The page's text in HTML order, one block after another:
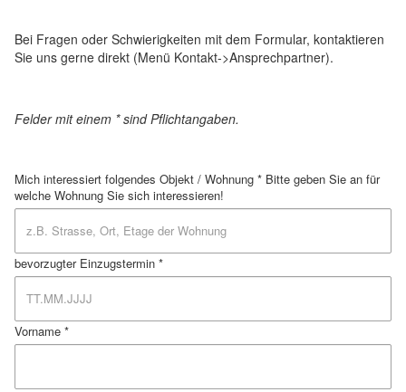
Bei Fragen oder Schwierigkeiten mit dem Formular, kontaktieren
Sie uns gerne direkt (Menü Kontakt->Ansprechpartner).
Felder mit einem * sind Pflichtangaben.
Mich interessiert folgendes Objekt / Wohnung * Bitte geben Sie an für
welche Wohnung Sie sich interessieren!
bevorzugter Einzugstermin *
Vorname *